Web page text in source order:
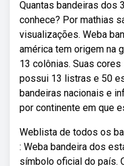
Quantas bandeiras dos
conhece? Por mathias
visualizações. Weba
américa tem origem na
13 colônias. Suas
possui 13 listras e 50
bandeiras nacionais e
por continente em que
Weblista de todos os
: Weba bandeira dos
símbolo oficial do país.